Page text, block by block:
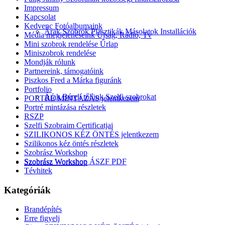
Árak Szobrok Plasztikák Másolatok Installációk
Árak Bérelj tőlünk Szelfi szobrokat
Szobrász Workshop
Impressum
Kapcsolat
Kedvenc Fotóalbumaink
Média megjelenéseink Újság, Rádió, Tv
Mini szobrok rendelése Űrlap
Miniszobrok rendelése
Mondják rólunk
Partnereink, támogatóink
Piszkos Fred a Márka figuránk
Portfolio
PORTRÉ MINTÁZÁS jelentkezem
Portré mintázása részletek
RSZP
Szelfi Szobraim Certificatjai
SZILIKONOS KÉZ ÖNTÉS jelentkezem
Szilikonos kéz öntés részletek
Szobrász Workshop
Szobrász Workshop ÁSZF PDF
Tévhitek
Kategóriák
Brandépítés
Erre figyelj